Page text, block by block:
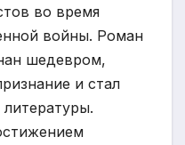
во время
войны. Роман
шедевром,
и стал
литературы.